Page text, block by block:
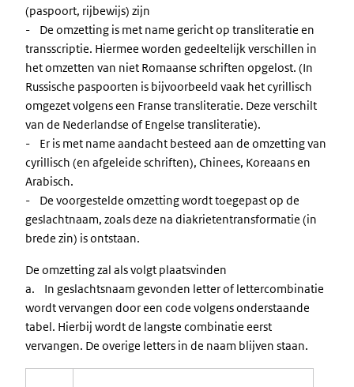
(paspoort, rijbewijs) zijn
- De omzetting is met name gericht op transliteratie en
transscriptie. Hiermee worden gedeeltelijk verschillen in
het omzetten van niet Romaanse schriften opgelost. (In
Russische paspoorten is bijvoorbeeld vaak het cyrillisch
omgezet volgens een Franse transliteratie. Deze verschilt
van de Nederlandse of Engelse transliteratie).
- Er is met name aandacht besteed aan de omzetting van
cyrillisch (en afgeleide schriften), Chinees, Koreaans en
Arabisch.
- De voorgestelde omzetting wordt toegepast op de
geslachtnaam, zoals deze na diakrietentransformatie (in
brede zin) is ontstaan.
De omzetting zal als volgt plaatsvinden
a. In geslachtsnaam gevonden letter of lettercombinatie
wordt vervangen door een code volgens onderstaande
tabel. Hierbij wordt de langste combinatie eerst
vervangen. De overige letters in de naam blijven staan.